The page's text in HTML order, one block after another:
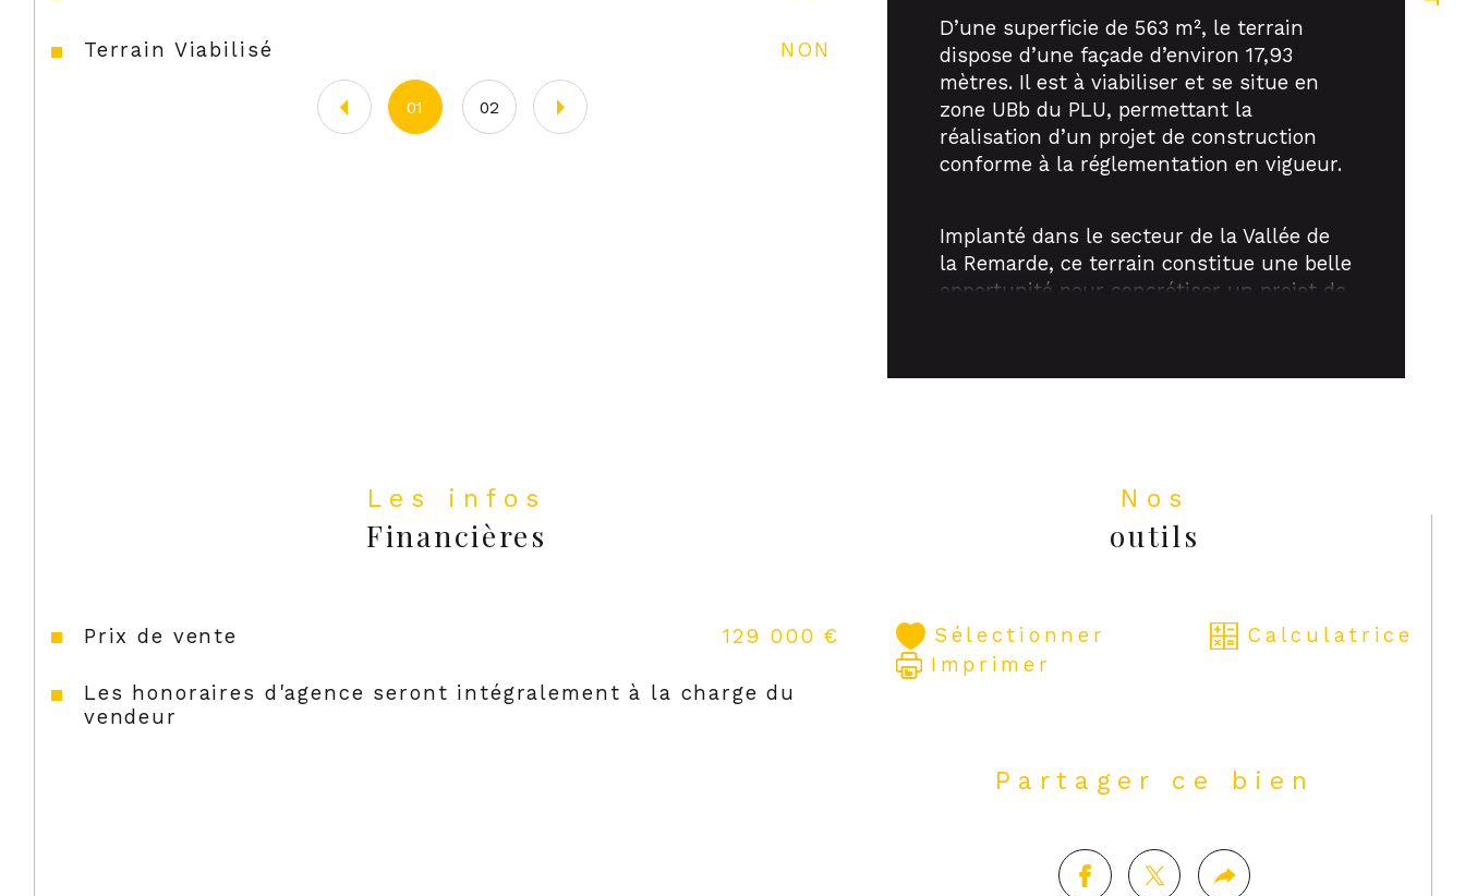
Terrain Viabilisé NON
01 02
D’une superficie de 563 m², le terrain
dispose d’une façade d’environ 17,93
mètres. Il est à viabiliser et se situe en
zone UBb du PLU, permettant la
réalisation d’un projet de construction
conforme à la réglementation en vigueur.
Implanté dans le secteur de la Vallée de
la Remarde, ce terrain constitue une belle
opportunité pour concrétiser un projet de
facilité d’accès.
Les infos
Financières
Prix de vente 129 000 €
Les honoraires d'agence seront intégralement à la charge du
vendeur
Nos
outils
Sélectionner
Calculatrice
Imprimer
Partager ce bien